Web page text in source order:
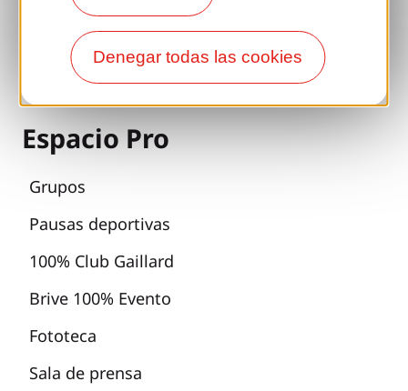
Denegar todas las cookies
Reuniones y primos
Con mi perro
Todas las ideas de vacaciones
Espacio Pro
Grupos
Pausas deportivas
100% Club Gaillard
Brive 100% Evento
Fototeca
Sala de prensa